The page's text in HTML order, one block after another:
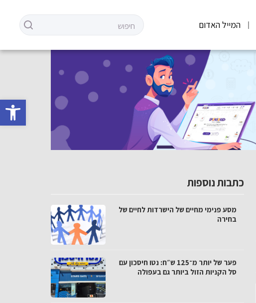
פתח
המייל האדום
כתבות נוספות
מסע פנימי מחיים של הישרדות לחיים של
בחירה
פער של יותר מ־125 ש״ח: נטו חיסכון עם
סל הקניות הזול ביותר גם בעפולה